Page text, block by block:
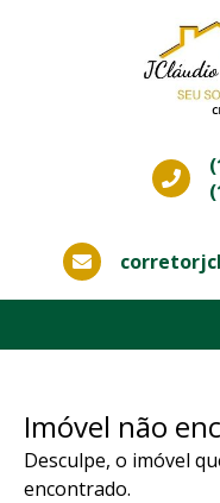
Imóvel não
Desculpe, o imóvel
encontrado.